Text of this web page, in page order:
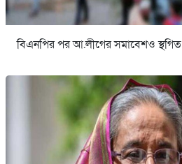
বিএনপির পর আ.লীগের সমাবেশও স্থগিত